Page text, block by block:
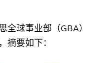
全球事业部（GBA）
摘要如下：